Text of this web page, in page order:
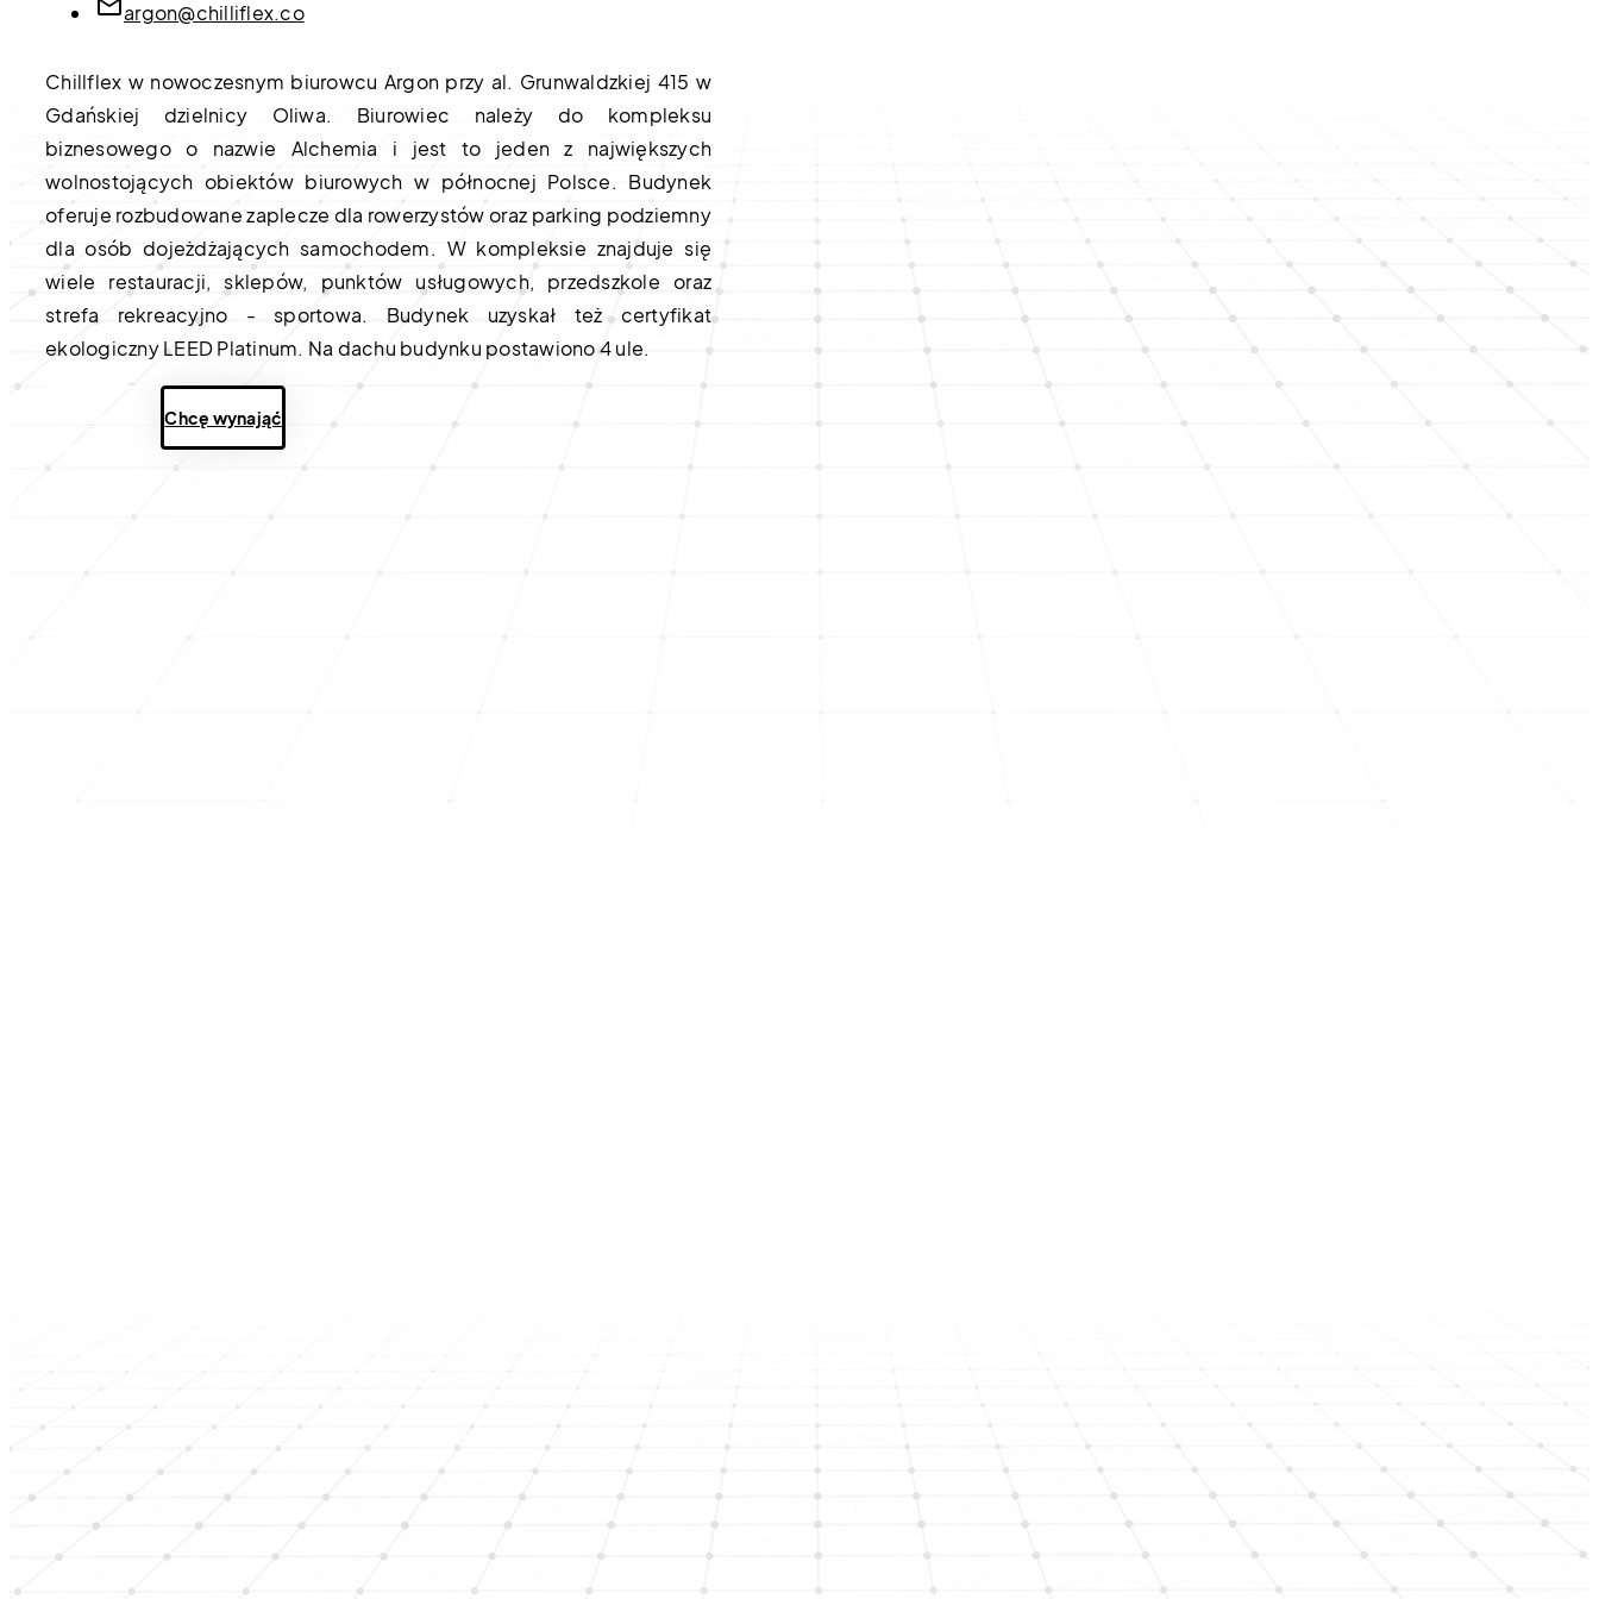
argon@chilliflex.co
Chillflex w nowoczesnym biurowcu Argon przy al. Grunwaldzkiej 415 w
Gdańskiej dzielnicy Oliwa. Biurowiec należy do kompleksu
biznesowego o nazwie Alchemia i jest to jeden z największych
wolnostojących obiektów biurowych w północnej Polsce. Budynek
oferuje rozbudowane zaplecze dla rowerzystów oraz parking podziemny
dla osób dojeżdżających samochodem. W kompleksie znajduje się
wiele restauracji, sklepów, punktów usługowych, przedszkole oraz
strefa rekreacyjno - sportowa. Budynek uzyskał też certyfikat
ekologiczny LEED Platinum. Na dachu budynku postawiono 4 ule.
Chcę wynająć